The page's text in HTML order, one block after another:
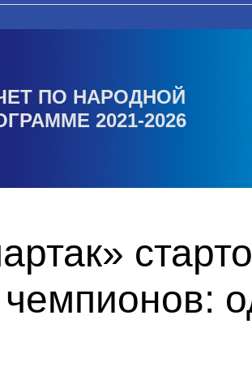
ПО НАРОДНОЙ
2021-2026